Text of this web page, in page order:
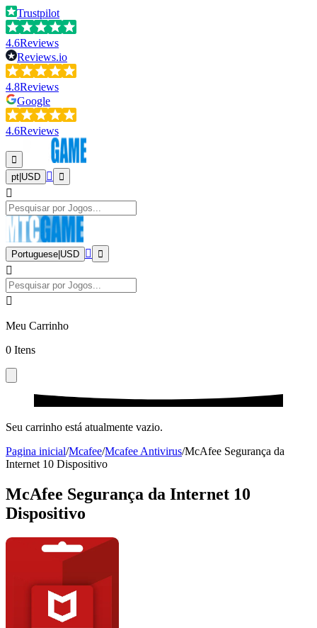
Trustpilot
4.6Reviews
Reviews.io
4.8Reviews
Google
4.6Reviews
pt USD
Portuguese USD
Meu Carrinho
0 Itens
Seu carrinho está atualmente vazio.
Pagina inicial/Mcafee/Mcafee Antivirus/McAfee Segurança da
Internet 10 Dispositivo
McAfee Segurança da Internet 10
Dispositivo